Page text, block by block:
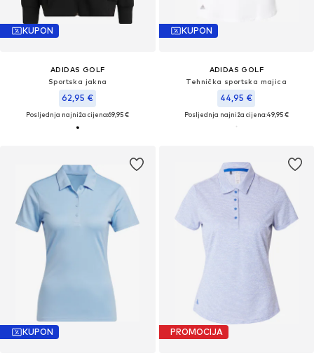
KUPON
ADIDAS GOLF
Sportska jakna
62,95 €
Posljednja najniža cijena:69,95 €
KUPON
ADIDAS GOLF
Tehnička sportska majica
44,95 €
Posljednja najniža cijena:49,95 €
KUPON PROMOCIJA